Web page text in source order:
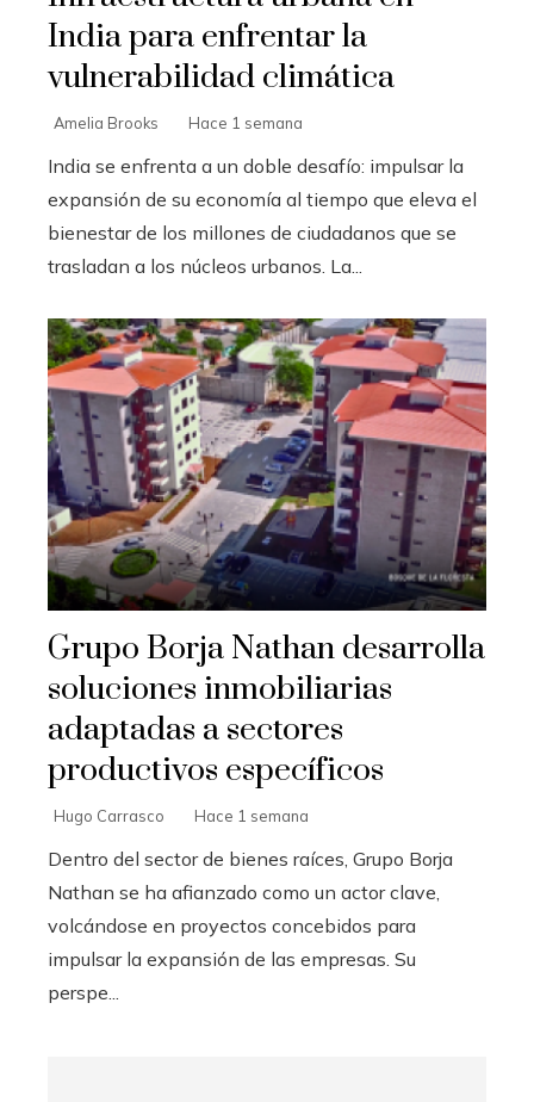
India para enfrentar la
vulnerabilidad climática
Amelia Brooks Hace 1 semana
India se enfrenta a un doble desafío: impulsar la
expansión de su economía al tiempo que eleva el
bienestar de los millones de ciudadanos que se
trasladan a los núcleos urbanos. La...
Grupo Borja Nathan desarrolla
soluciones inmobiliarias
adaptadas a sectores
productivos específicos
Hugo Carrasco Hace 1 semana
Dentro del sector de bienes raíces, Grupo Borja
Nathan se ha afianzado como un actor clave,
volcándose en proyectos concebidos para
impulsar la expansión de las empresas. Su
perspe...